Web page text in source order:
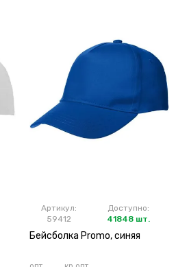
Артикул:
59412
Доступно:
41848 шт.
Бейсболка Promo, синяя